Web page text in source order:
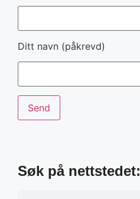
Ditt navn (påkrevd)
Søk på nettstedet: